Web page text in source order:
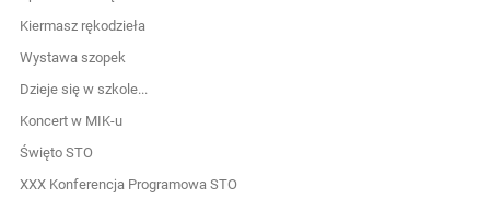
Kiermasz rękodzieła
Wystawa szopek
Dzieje się w szkole...
Koncert w MIK-u
Święto STO
XXX Konferencja Programowa STO